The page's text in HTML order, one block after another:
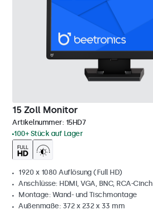
15 Zoll Monitor
Artikelnummer: 15HD7
100+ Stück auf Lager
1920 x 1080 Auflösung (Full HD)
Anschlüsse: HDMI, VGA, BNC, RCA-Cinch
Montage: Wand- und Tischmontage
Außenmaße: 372 x 232 x 33 mm